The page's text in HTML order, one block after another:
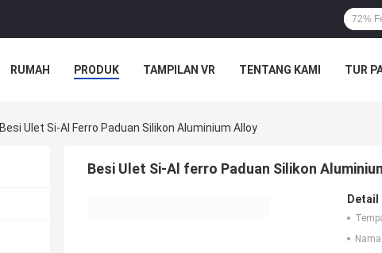
RUMAH PRODUK TAMPILAN VR TENTANG KAMI TUR
Besi Ulet Si-Al Ferro Paduan Silikon Aluminium Alloy
Besi Ulet Si-Al ferro Paduan Silikon
Detail